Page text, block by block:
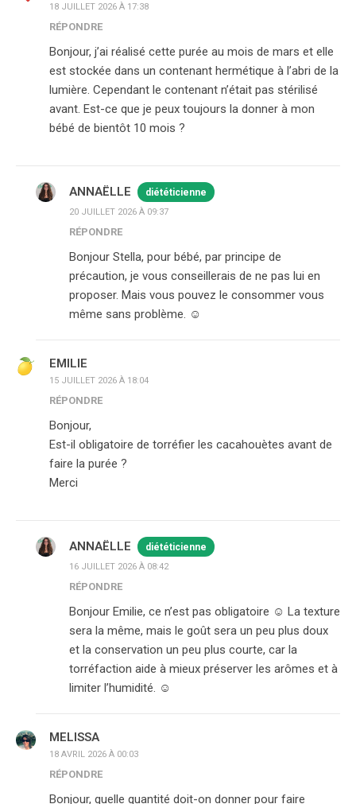
18 JUILLET 2026 À 17:38
RÉPONDRE
Bonjour, j’ai réalisé cette purée au mois de mars et elle
est stockée dans un contenant hermétique à l’abri de la
lumière. Cependant le contenant n’était pas stérilisé
avant. Est-ce que je peux toujours la donner à mon
bébé de bientôt 10 mois ?
ANNAËLLE diététicienne
20 JUILLET 2026 À 09:37
RÉPONDRE
Bonjour Stella, pour bébé, par principe de
précaution, je vous conseillerais de ne pas lui en
proposer. Mais vous pouvez le consommer vous
même sans problème. ☺️
EMILIE
15 JUILLET 2026 À 18:04
RÉPONDRE
Bonjour,
Est-il obligatoire de torréfier les cacahouètes avant de
faire la purée ?
Merci
ANNAËLLE diététicienne
16 JUILLET 2026 À 08:42
RÉPONDRE
Bonjour Emilie, ce n’est pas obligatoire ☺️ La texture
sera la même, mais le goût sera un peu plus doux
et la conservation un peu plus courte, car la
torréfaction aide à mieux préserver les arômes et à
limiter l’humidité. ☺️
MELISSA
18 AVRIL 2026 À 00:03
RÉPONDRE
Bonjour, quelle quantité doit-on donner pour faire